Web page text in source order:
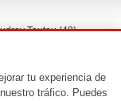
Tautou (48)
The Edge (65)
Kendrick (41)
tu experiencia de
tráfico. Puedes